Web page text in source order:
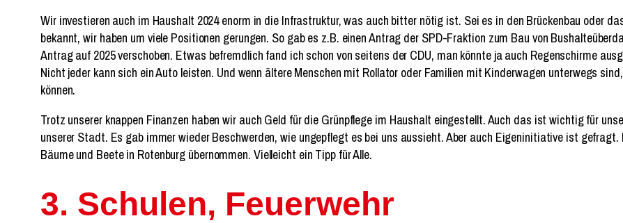
Wir investieren auch im Haushalt 2024 enorm in die Infrastruktur, was auch bitter nötig ist. Sei es in den Brückenbau oder
bekannt, wir haben um viele Positionen gerungen. So gab es z.B. einen Antrag der SPD-Fraktion zum Bau von
Antrag auf 2025 verschoben. Etwas befremdlich fand ich schon von seitens der CDU, man könnte ja auch Regenschirme
Nicht jeder kann sich ein Auto leisten. Und wenn ältere Menschen mit Rollator oder Familien mit Kinderwagen unterwegs
können.
Trotz unserer knappen Finanzen haben wir auch Geld für die Grünpflege im Haushalt eingestellt. Auch das ist wichtig für
unserer Stadt. Es gab immer wieder Beschwerden, wie ungepflegt es bei uns aussieht. Aber auch Eigeninitiative ist
Bäume und Beete in Rotenburg übernommen. Vielleicht ein Tipp für Alle.
3. Schulen, Feuerwehr